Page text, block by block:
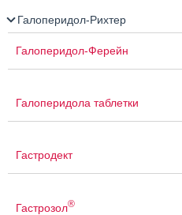
Галоперидол-Рихтер
Галоперидол-Ферейн
Галоперидола таблетки
Гастродект
Гастрозол®